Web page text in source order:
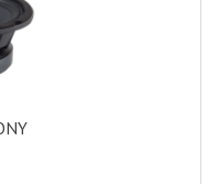
SC150
SD250